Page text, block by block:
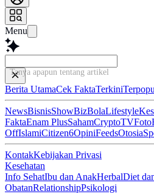
Menu
Tanya apapun tentang artikel ini...
Berita UtamaCek FaktaTerkini
NewsBisnisShowBizBolaLifestyle
FaktaEnam PlusSahamCryptoTVFoto
OffIslamiCitizen6OpiniFeedsOtosia
KontakKebijakan Privasi
Kesehatan
Info SehatIbu dan AnakHerbalDiet
ObatanRelationshipPsikologi